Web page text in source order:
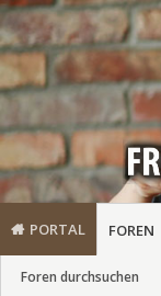
PORTAL FOREN
Foren durchsuchen